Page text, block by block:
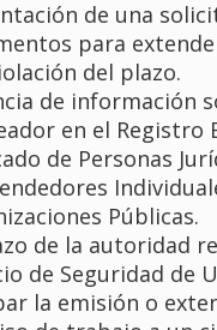
de una
para
del plazo.
de información
en el Registro
de Personas
Públicas.
de la autoridad
de Seguridad de
la emisión o